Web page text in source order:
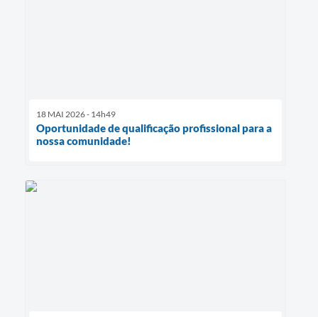
18 MAI 2026 - 14h49
Oportunidade de qualificação profissional para a
nossa comunidade!